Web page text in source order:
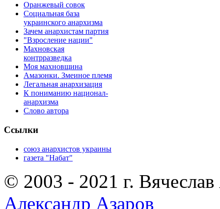
Оранжевый совок
Социальная база
украинского анархизма
Зачем анархистам партия
"Взросление нации"
Махновская
контрразведка
Моя махновщина
Амазонки. Змеиное племя
Легальная анархизация
К пониманию национал-
анархизма
Слово автора
Ссылки
союз анархистов украины
газета "Набат"
© 2003 - 2021 г.
Александр Азаров